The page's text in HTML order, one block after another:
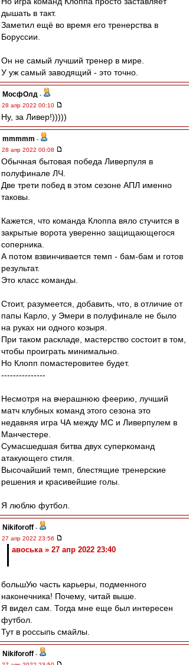
дышать в такт.
Заметил ещё во время его тренерства в
Боруссии.
Он не самый лучший тренер в мире.
У уж самый заводящий - это точно.
МосфОлд -
28 апр 2022 00:10
Ну, за Ливер!)))))
mmmmm -
28 апр 2022 00:08
Обычная бытовая победа Ливерпуля в
полуфинале ЛЧ.
Две трети побед в этом сезоне АПЛ именно
таковы.
Кажется, что команда Клоппа вяло стучится в
закрытые ворота уверенно защищающегося
соперника.
А потом взвинчивается темп - бам-бам и готов
результат.
Это класс команды.
Стоит, разумеется, добавить, что, в отличие от
папы Карло, у Эмери в полуфинале не было
на руках ни одного козыря.
При таком раскладе, мастерство состоит в том,
чтобы проиграть минимально.
Но Клопп помастеровитее будет.
---------------
Несмотря на вчерашнюю феерию, лучший
матч клубных команд этого сезона это
недавняя игра ЧА между МС и Ливерпулем в
Манчестере.
Сумасшедшая битва двух суперкоманд
атакующего стиля.
Высочайший темп, блестящие тренерские
решения и красивейшие голы.
Я люблю футбол.
Nikiforoff -
27 апр 2022 23:56
авоська » 27 апр 2022 23:40
большУю часть карьеры, подменного
наконечника! Почему, читай выше.
Я видел сам. Тогда мне еще был интересен
футбол.
Тут в россыпь смайлы.
Nikiforoff -